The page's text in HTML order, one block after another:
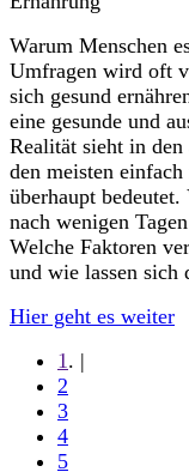
Warum Menschen
Umfragen wird oft
sich gesund
eine gesunde und
Realität sieht in
den meisten
überhaupt
nach wenigen
Welche Faktoren
und wie lassen sich
Hier geht es weiter
1 . |
2
3
4
5